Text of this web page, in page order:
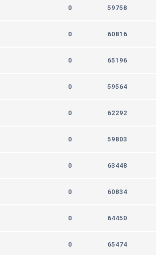
0 59758
0 60816
0 65196
0 59564
0 62292
0 59803
0 63448
0 60834
0 64450
0 65474